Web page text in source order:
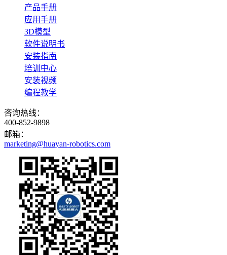
产品手册
应用手册
3D模型
软件说明书
安装指南
培训中心
安装视频
编程教学
咨询热线：
400-852-9898
邮箱：
marketing@huayan-robotics.com